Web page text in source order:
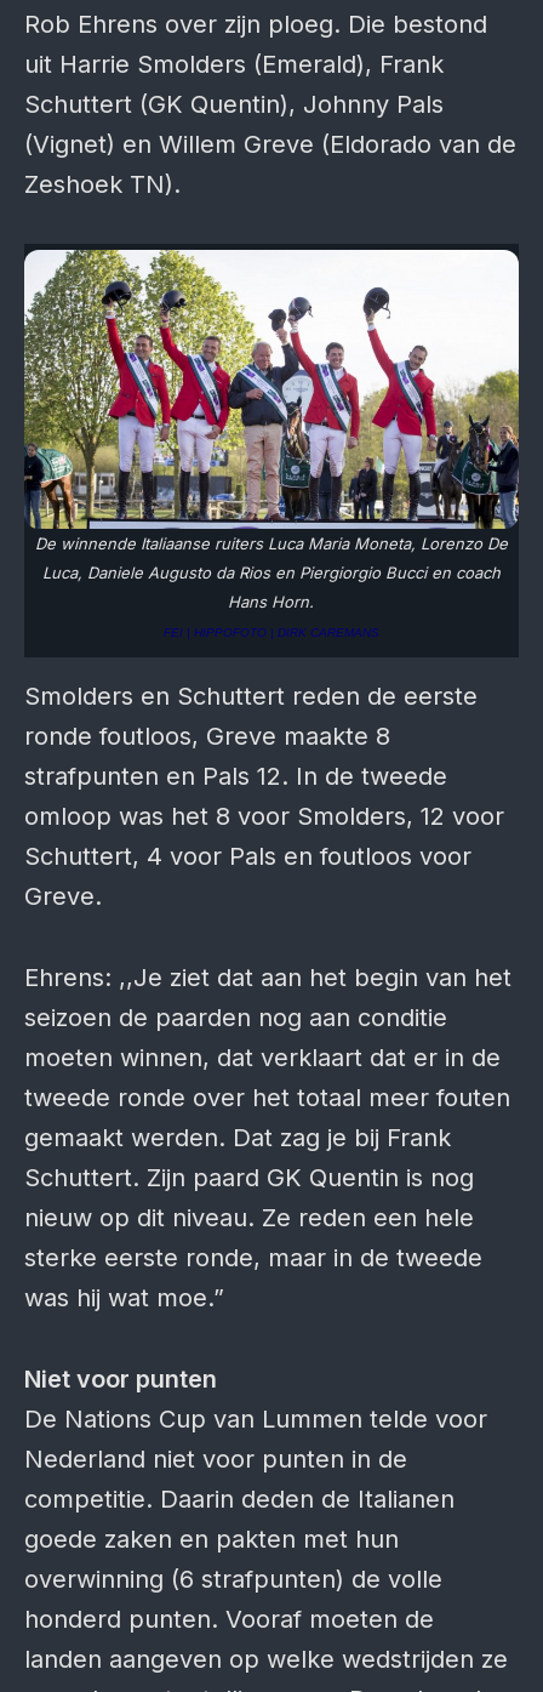
Rob Ehrens over zijn ploeg. Die bestond
uit Harrie Smolders (Emerald), Frank
Schuttert (GK Quentin), Johnny Pals
(Vignet) en Willem Greve (Eldorado van de
Zeshoek TN).
De winnende Italiaanse ruiters Luca Maria Moneta, Lorenzo De
Luca, Daniele Augusto da Rios en Piergiorgio Bucci en coach
Hans Horn.
FEI | HIPPOFOTO | DIRK CAREMANS
Smolders en Schuttert reden de eerste
ronde foutloos, Greve maakte 8
strafpunten en Pals 12. In de tweede
omloop was het 8 voor Smolders, 12 voor
Schuttert, 4 voor Pals en foutloos voor
Greve.
Ehrens: ,,Je ziet dat aan het begin van het
seizoen de paarden nog aan conditie
moeten winnen, dat verklaart dat er in de
tweede ronde over het totaal meer fouten
gemaakt werden. Dat zag je bij Frank
Schuttert. Zijn paard GK Quentin is nog
nieuw op dit niveau. Ze reden een hele
sterke eerste ronde, maar in de tweede
was hij wat moe.”
Niet voor punten
De Nations Cup van Lummen telde voor
Nederland niet voor punten in de
competitie. Daarin deden de Italianen
goede zaken en pakten met hun
overwinning (6 strafpunten) de volle
honderd punten. Vooraf moeten de
landen aangeven op welke wedstrijden ze